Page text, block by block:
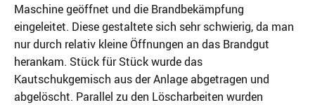
Maschine geöffnet und die Brandbekämpfung
eingeleitet. Diese gestaltete sich sehr schwierig, da man
nur durch relativ kleine Öffnungen an das Brandgut
herankam. Stück für Stück wurde das
Kautschukgemisch aus der Anlage abgetragen und
abgelöscht. Parallel zu den Löscharbeiten wurden